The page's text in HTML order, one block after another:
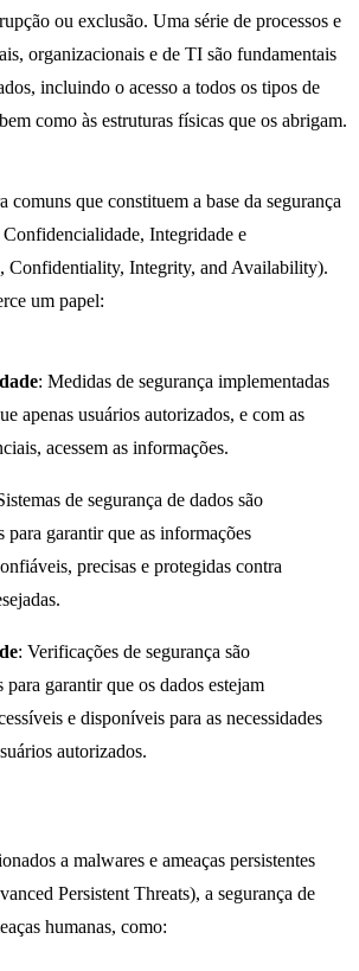
ou exclusão. Uma série de processos e
organizacionais e de TI são fundamentais
incluindo o acesso a todos os tipos de
como às estruturas físicas que os abrigam.
comuns que constituem a base da segurança
Confidencialidade, Integridade e
Integrity, and Availability).
um papel:
: Medidas de segurança implementadas
apenas usuários autorizados, e com as
acessem as informações.
de segurança de dados são
para garantir que as informações
precisas e protegidas contra
: Verificações de segurança são
para garantir que os dados estejam
e disponíveis para as necessidades
autorizados.
a malwares e ameaças persistentes
Persistent Threats), a segurança de
humanas, como: